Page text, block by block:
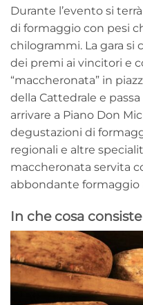
Durante l’evento si
di formaggio con pesi
chilogrammi. La gara si
dei premi ai vincitori e
“maccheronata” in
della Cattedrale e
arrivare a Piano Don
degustazioni di
regionali e altre
maccheronata servita
abbondante
In che cosa